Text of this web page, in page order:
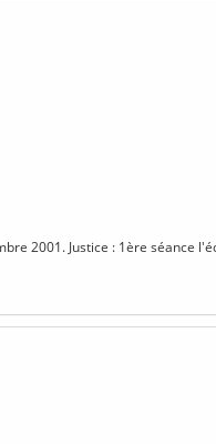
2001. Justice : 1ère séance